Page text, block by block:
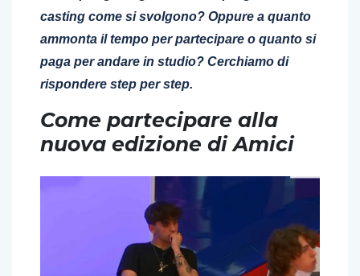
casting come si svolgono? Oppure a quanto
ammonta il tempo per partecipare o quanto si
paga per andare in studio? Cerchiamo di
rispondere step per step.
Come partecipare alla
nuova edizione di Amici